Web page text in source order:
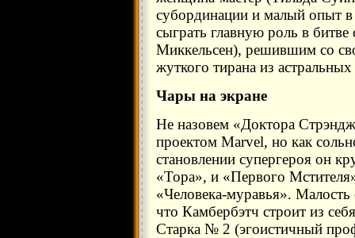
субординации и малый опыт
сыграть главную роль в
Миккельсен), решившим со
жуткого тирана из
Чары на экране
Не назовем «Доктора
проектом Marvel, но как
становлении супергероя он
«Тора», и «Первого
«Человека-муравья».
что Камбербэтч строит из
Старка № 2 (эгоистичный